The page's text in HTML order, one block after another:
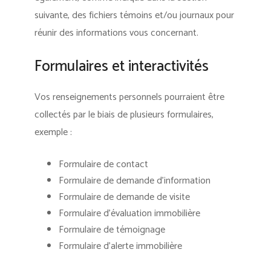
suivante, des fichiers témoins et/ou journaux pour
réunir des informations vous concernant.
Formulaires et interactivités
Vos renseignements personnels pourraient être
collectés par le biais de plusieurs formulaires,
exemple :
Formulaire de contact
Formulaire de demande d’information
Formulaire de demande de visite
Formulaire d’évaluation immobilière
Formulaire de témoignage
Formulaire d’alerte immobilière